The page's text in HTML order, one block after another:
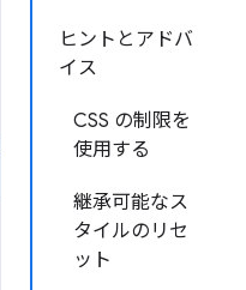
ヒントとアドバ
イス
CSS の制限を
使用する
継承可能なス
タイルのリセ
ット